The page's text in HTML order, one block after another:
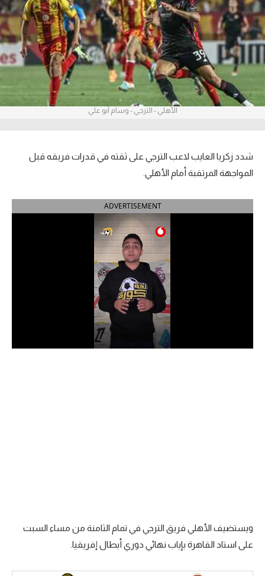
آراء حرة
ركن الألعاب
بطولات
أمريكا 2026
الدوري الإنجليزي الممتاز
الدوري الإسباني
الدوري السعودي للمحترفين
سعودي في الجول
الدوري الإنجليزي
الأهلي - الترجي - وسام أبو علي
شدد زكريا العايب لاعب الترجي على ثقته في قدرات فريقه قبل
المواجهة المرتقبة أمام الأهلي.
ADVERTISEMENT
ويستضيف الأهلي فريق الترجي في تمام الثامنة من مساء السبت
على استاد القاهرة بإياب نهائي دوري أبطال إفريقيا.